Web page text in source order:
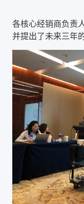
各核心经销商负责
并提出了未来三年